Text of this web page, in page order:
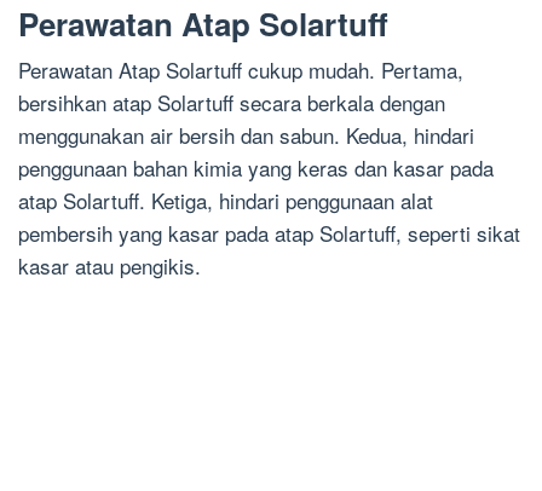
Perawatan Atap Solartuff
Perawatan Atap Solartuff cukup mudah. Pertama,
bersihkan atap Solartuff secara berkala dengan
menggunakan air bersih dan sabun. Kedua, hindari
penggunaan bahan kimia yang keras dan kasar pada
atap Solartuff. Ketiga, hindari penggunaan alat
pembersih yang kasar pada atap Solartuff, seperti sikat
kasar atau pengikis.